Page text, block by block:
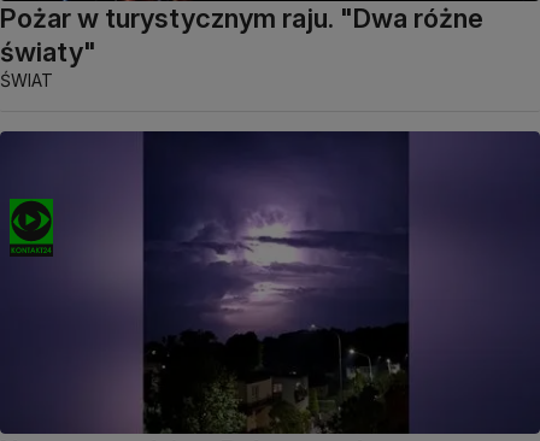
Pożar w turystycznym raju. "Dwa różne
światy"
ŚWIAT